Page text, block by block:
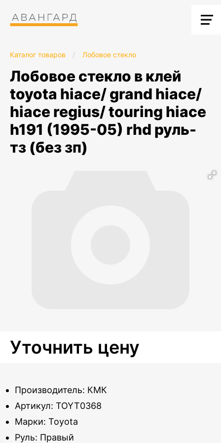
Каталог товаров / Лобовое стекло
лобовое стекло в клей
toyota hiace/ grand hiace/
hiace regius/ touring hiace
h191 (1995-05) rhd руль-
тз (без зп)
Уточнить цену
Производитель: КМК
Артикул: TOYT0368
Марки: Toyota
Руль: Правый